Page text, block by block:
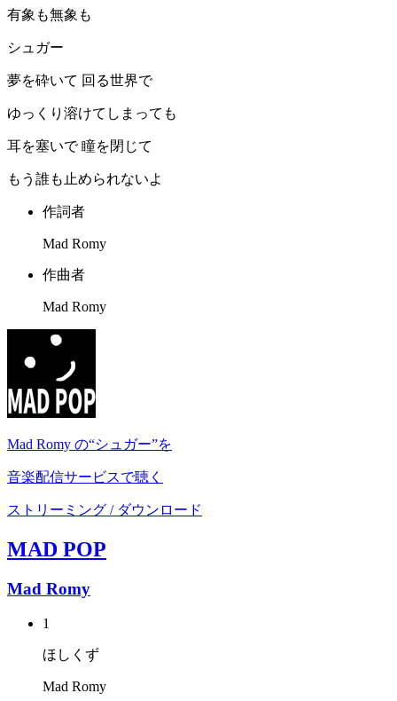
有象も無象も
シュガー
夢を砕いて 回る世界で
ゆっくり溶けてしまっても
耳を塞いで 瞳を閉じて
もう誰も止められないよ
作詞者
Mad Romy
作曲者
Mad Romy
Mad Romy の“シュガー”を
音楽配信サービスで聴く
ストリーミング / ダウンロード
MAD POP
Mad Romy
1
ほしくず
Mad Romy